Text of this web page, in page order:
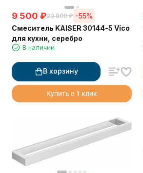
9 500 ₽20 900 ₽ -55%
Смеситель KAISER 30144-5 Vico
для кухни, серебро
В наличии
В корзину
Купить в 1 клик